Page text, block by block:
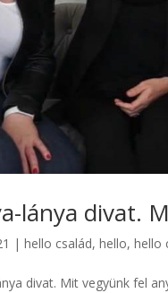
lánya divat.
|hello család,hello,hello
divat. Mit vegyünk fel